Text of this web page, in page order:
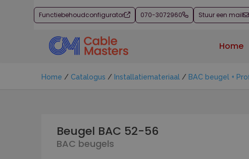
Functiebehoudconfigurator 070-3072960 Stuur een mail
Home
Home / Catalogus / Installatiemateriaal / BAC beugel +
Beugel BAC 52-56
BAC beugels